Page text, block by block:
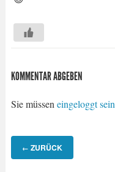
KOMMENTAR ABGEBEN
Sie müssen eingeloggt sein
← ZURÜCK